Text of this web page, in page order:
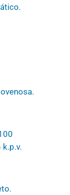
k.p.v.